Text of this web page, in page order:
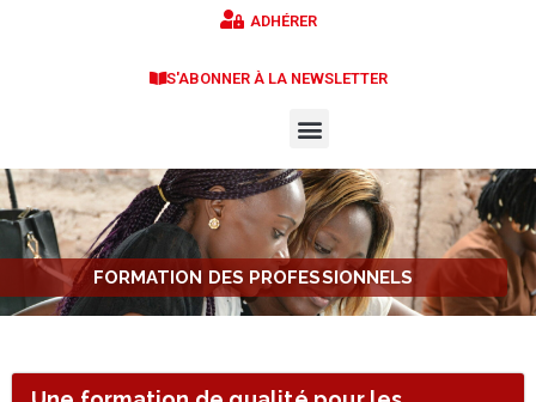
ADHÉRER
S'ABONNER À LA NEWSLETTER
FORMATION DES PROFESSIONNELS